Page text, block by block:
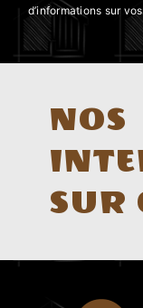
d’informations sur
NOS
SUR